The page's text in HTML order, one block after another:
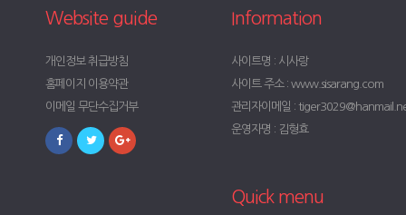
Website guide
개인정보 취급방침
홈페이지 이용약관
이메일 무단수집거부
Information
사이트명 : 시사랑
사이트 주소 : www.sisarang.com
관리자이메일 :
운영자명 : 김형효
Quick menu